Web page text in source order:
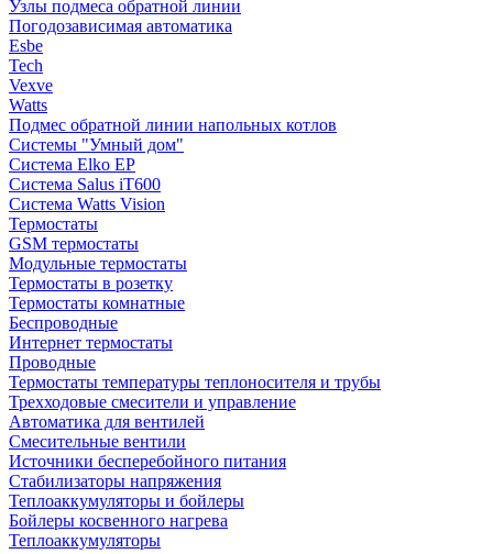
Узлы подмеса обратной линии
Погодозависимая автоматика
Esbe
Tech
Vexve
Watts
Подмес обратной линии напольных котлов
Системы "Умный дом"
Система Elko EP
Система Salus iT600
Система Watts Vision
Термостаты
GSM термостаты
Модульные термостаты
Термостаты в розетку
Термостаты комнатные
Беспроводные
Интернет термостаты
Проводные
Термостаты температуры теплоносителя и трубы
Трехходовые смесители и управление
Автоматика для вентилей
Смесительные вентили
Источники бесперебойного питания
Стабилизаторы напряжения
Теплоаккумуляторы и бойлеры
Бойлеры косвенного нагрева
Теплоаккумуляторы